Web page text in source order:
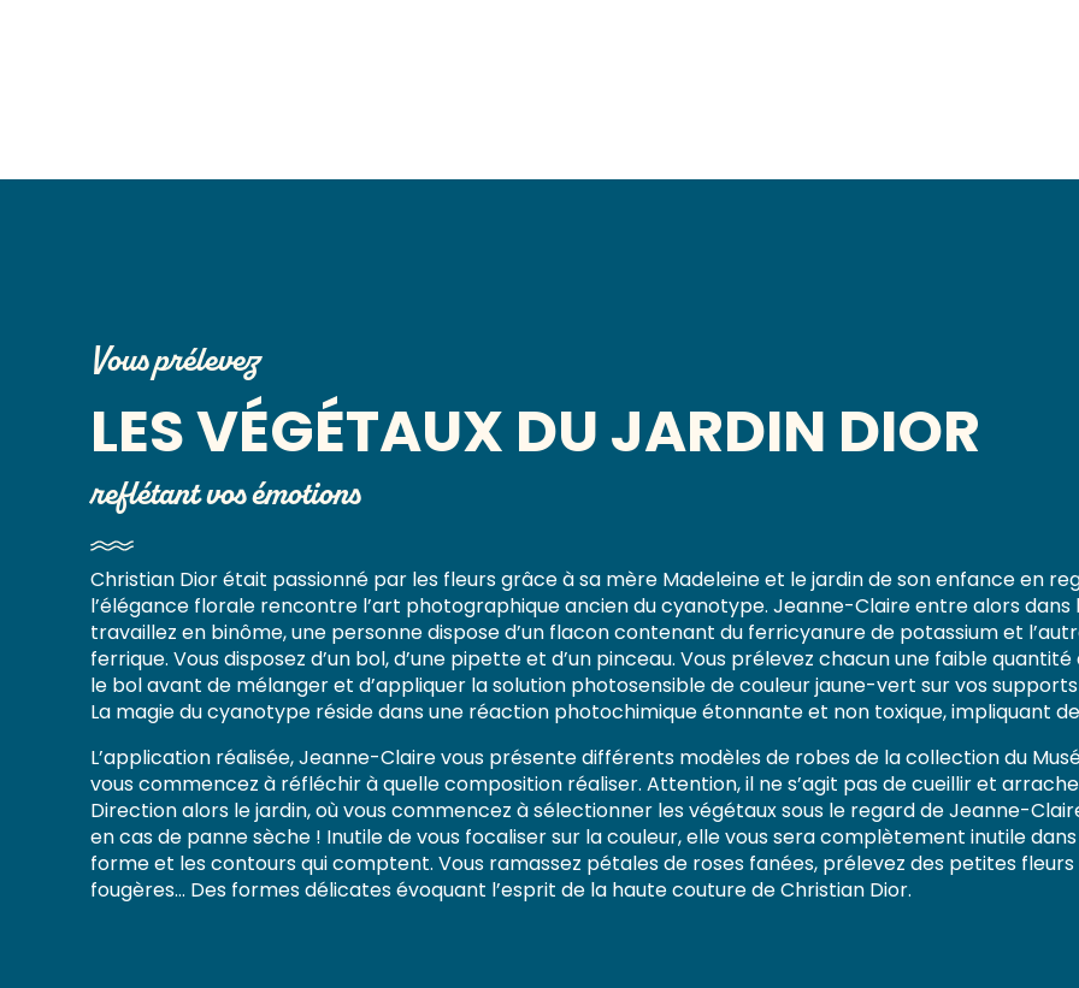
Vous prélevez
LES VÉGÉTAUX DU JARDIN DIOR
reflétant vos émotions
Christian Dior était passionné par les fleurs grâce à sa mère Madeleine et le jardin de son enfance en
l’élégance florale rencontre l’art photographique ancien du cyanotype. Jeanne-Claire entre alors dans
travaillez en binôme, une personne dispose d’un flacon contenant du ferricyanure de potassium et
ferrique. Vous disposez d’un bol, d’une pipette et d’un pinceau. Vous prélevez chacun une faible
le bol avant de mélanger et d’appliquer la solution photosensible de couleur jaune-vert sur vos
La magie du cyanotype réside dans une réaction photochimique étonnante et non toxique, impliquant
L’application réalisée, Jeanne-Claire vous présente différents modèles de robes de la collection du
vous commencez à réfléchir à quelle composition réaliser. Attention, il ne s’agit pas de cueillir et
Direction alors le jardin, où vous commencez à sélectionner les végétaux sous le regard de Jeanne-
en cas de panne sèche ! Inutile de vous focaliser sur la couleur, elle vous sera complètement inutile
forme et les contours qui comptent. Vous ramassez pétales de roses fanées, prélevez des petites fleurs
fougères… Des formes délicates évoquant l’esprit de la haute couture de Christian Dior.